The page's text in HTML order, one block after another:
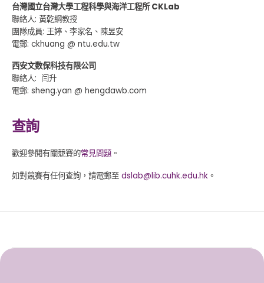
台灣國立台灣大學工程科學與海洋工程所 CKLab
聯絡人: 黃亁綱教授
團隊成員: 王婷、李家名、陳昱安
電郵: ckhuang @ ntu.edu.tw
西安文数保科技有限公司
聯絡人: 闫升
電郵: sheng.yan @ hengdawb.com
查詢
歡迎參閱有關競賽的常見問題 。
如對競賽有任何查詢，請電郵至 dslab@lib.cuhk.edu.hk 。